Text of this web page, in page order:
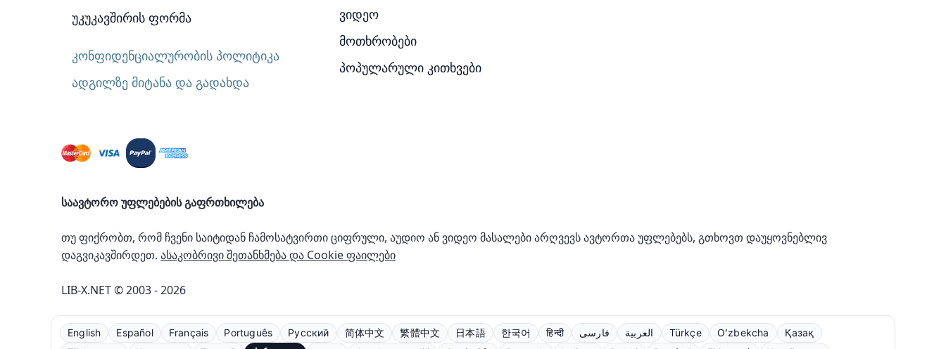
უკუკავშირის ფორმა
კონფიდენციალურობის პოლიტიკა
ადგილზე მიტანა და გადახდა
ვიდეო
მოთხრობები
პოპულარული კითხვები
საავტორო უფლებების გაფრთხილება
თუ ფიქრობთ, რომ ჩვენი საიტიდან ჩამოსატვირთი ციფრული, აუდიო ან ვიდეო მასალები არღვევს ავტორთა უფლებებს, გთხოვთ დაუყოვნებლივ
დაგვიკავშირდეთ. ასაკობრივი შეთანხმება და Cookie ფაილები
LIB-X.NET © 2003 - 2026
English Español Français Português Русский 简体中文 繁體中文 日本語 한국어 हिन्दी فارسی العربية Türkçe Oʻzbekcha
Қазақ